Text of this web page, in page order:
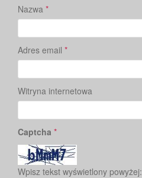
Nazwa *
Adres email *
Witryna internetowa
Captcha *
Wpisz tekst wyświetlony powyżej: